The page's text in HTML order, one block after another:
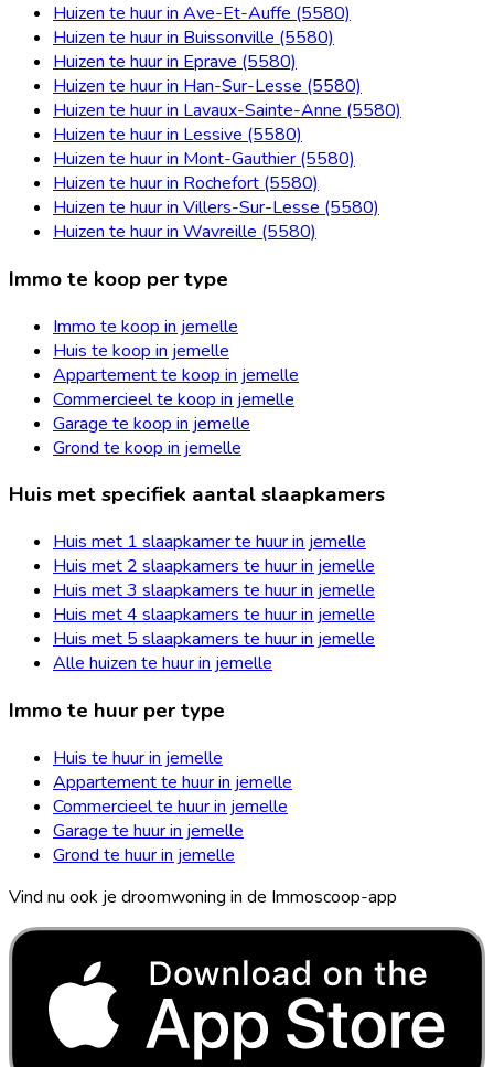
Huizen te huur in Ave-Et-Auffe (5580)
Huizen te huur in Buissonville (5580)
Huizen te huur in Eprave (5580)
Huizen te huur in Han-Sur-Lesse (5580)
Huizen te huur in Lavaux-Sainte-Anne (5580)
Huizen te huur in Lessive (5580)
Huizen te huur in Mont-Gauthier (5580)
Huizen te huur in Rochefort (5580)
Huizen te huur in Villers-Sur-Lesse (5580)
Huizen te huur in Wavreille (5580)
Immo te koop per type
Immo te koop in jemelle
Huis te koop in jemelle
Appartement te koop in jemelle
Commercieel te koop in jemelle
Garage te koop in jemelle
Grond te koop in jemelle
Huis met specifiek aantal slaapkamers
Huis met 1 slaapkamer te huur in jemelle
Huis met 2 slaapkamers te huur in jemelle
Huis met 3 slaapkamers te huur in jemelle
Huis met 4 slaapkamers te huur in jemelle
Huis met 5 slaapkamers te huur in jemelle
Alle huizen te huur in jemelle
Immo te huur per type
Huis te huur in jemelle
Appartement te huur in jemelle
Commercieel te huur in jemelle
Garage te huur in jemelle
Grond te huur in jemelle
Vind nu ook je droomwoning in de Immoscoop-app